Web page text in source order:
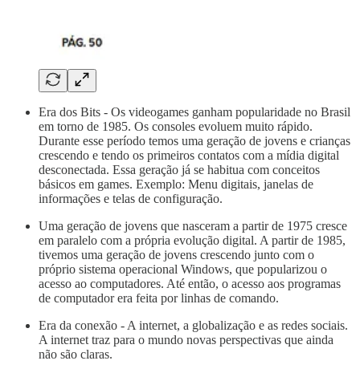
Era dos Bits - Os videogames ganham popularidade no Brasil
em torno de 1985. Os consoles evoluem muito rápido.
Durante esse período temos uma geração de jovens e crianças
crescendo e tendo os primeiros contatos com a mídia digital
desconectada. Essa geração já se habitua com conceitos
básicos em games. Exemplo: Menu digitais, janelas de
informações e telas de configuração.
Uma geração de jovens que nasceram a partir de 1975 cresce
em paralelo com a própria evolução digital. A partir de 1985,
tivemos uma geração de jovens crescendo junto com o
próprio sistema operacional Windows, que popularizou o
acesso ao computadores. Até então, o acesso aos programas
de computador era feita por linhas de comando.
Era da conexão - A internet, a globalização e as redes sociais.
A internet traz para o mundo novas perspectivas que ainda
não são claras.